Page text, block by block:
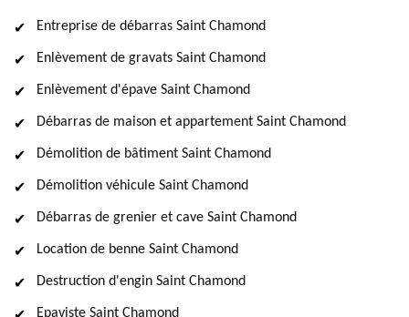
Entreprise de débarras Saint Chamond
Enlèvement de gravats Saint Chamond
Enlèvement d'épave Saint Chamond
Débarras de maison et appartement Saint Chamond
Démolition de bâtiment Saint Chamond
Démolition véhicule Saint Chamond
Débarras de grenier et cave Saint Chamond
Location de benne Saint Chamond
Destruction d'engin Saint Chamond
Epaviste Saint Chamond